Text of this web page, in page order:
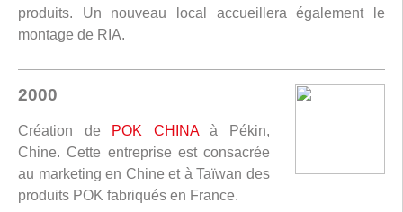
produits. Un nouveau local accueillera également le
montage de RIA.
2000
Création de POK CHINAà Pékin,
Chine. Cette entreprise est consacrée
au marketing en Chine et à Taïwan des
produits POK fabriqués en France.